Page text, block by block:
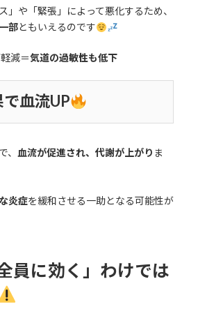
」や「緊張」によって悪化するため、
部ともいえるのです
減＝気道の過敏性も低下
血流UP
、 血流が促進され、代謝が上がり ま
炎症を緩和させる一助となる可能性が
員に効く」わけでは